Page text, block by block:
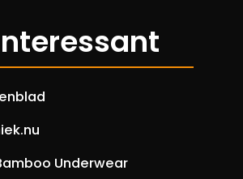
Underwear